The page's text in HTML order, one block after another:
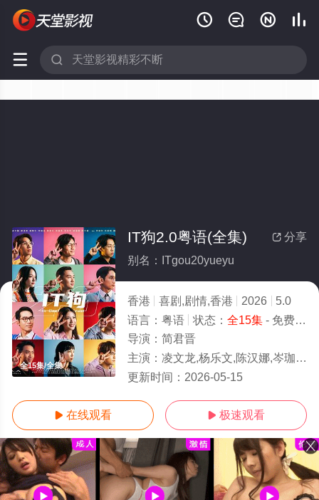
   
 
全15集/全集
 分享
IT狗2.0粤语(全集)
别名：ITgou20yueyu
香港 喜剧,剧情,香港 2026
5.0
语言： 粤语 状态： 全15集- 免费在线观看
导演： 简君晋
主演： 凌文龙,杨乐文,陈汉娜,岑珈其,余逸思,陈湛文,陈瑞辉,邱士缙
更新时间： 2026-05-15
 在线观看  极速观看